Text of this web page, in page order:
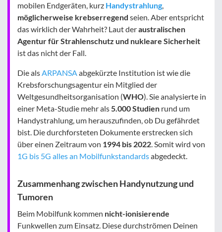
mobilen Endgeräten, kurz Handystrahlung,
möglicherweise krebserregend seien. Aber entspricht
das wirklich der Wahrheit? Laut deraustralischen
Agentur für Strahlenschutz und nukleare Sicherheit
ist das nicht der Fall.
Die alsARPANSAabgekürzte Institution ist wie die
Krebsforschungsagentur ein Mitglied der
Weltgesundheitsorganisation (WHO). Sie analysierte in
einer Meta-Studie mehr als5.000 Studien rund um
Handystrahlung, um herauszufinden, ob Du gefährdet
bist. Die durchforsteten Dokumente erstrecken sich
über einen Zeitraum von 1994 bis 2022. Somit wird von
1G bis 5G alles an Mobilfunkstandardsabgedeckt.
Zusammenhang zwischen Handynutzung und
Tumoren
Beim Mobilfunk kommen nicht-ionisierende
Funkwellen zum Einsatz. Diese durchströmen Deinen